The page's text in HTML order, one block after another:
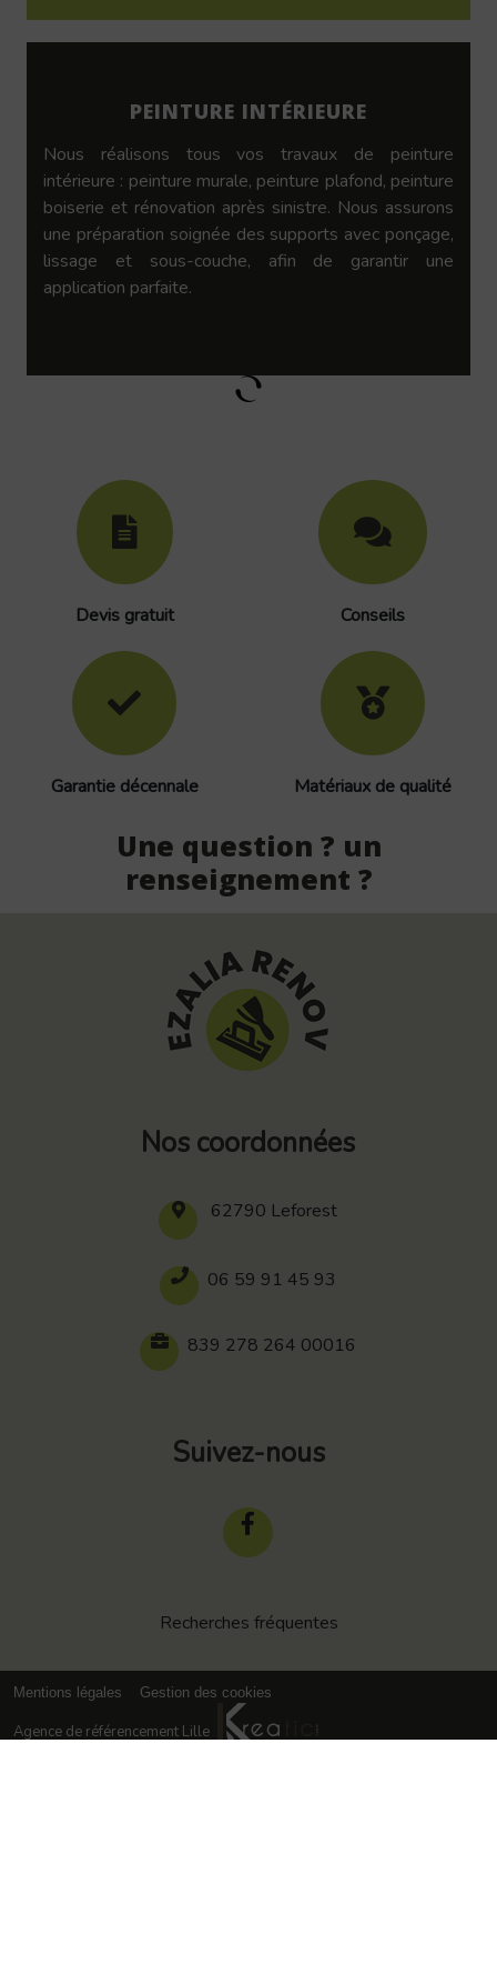
PEINTURE INTÉRIEURE
Nous réalisons tous vos travaux de peinture
intérieure : peinture murale, peinture plafond, peinture
boiserie et rénovation après sinistre. Nous assurons
une préparation soignée des supports avec ponçage,
lissage et sous-couche, afin de garantir une
application parfaite.
Devis gratuit Conseils
Garantie décennale Matériaux de qualité
Une question ? un
renseignement ?
Nos coordonnées
62790 Leforest
06 59 91 45 93
839 278 264 00016
Suivez-nous
Recherches fréquentes
Mentions légales Gestion des cookies
Agence de référencement Lille